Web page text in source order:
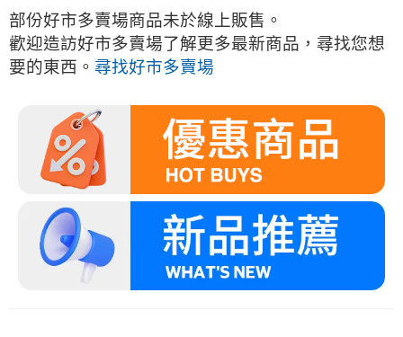
部份好市多賣場商品未於線上販售。
歡迎造訪好市多賣場了解更多最新商品，尋找您想
要的東西。 尋找好市多賣場